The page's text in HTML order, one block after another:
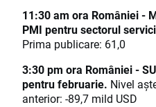
11:30 am ora României -
PMI pentru sectorul
Prima publicare: 61,0
3:30 pm ora României -
pentru februarie. Nivel
anterior: -89,7 mild USD